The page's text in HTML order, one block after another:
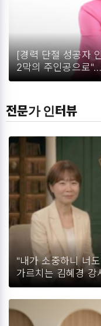
[경력 단절 성공자
2막의 주인공으로
전문가 인터뷰
"내가 소중하니 너
가르치는 김혜경 강